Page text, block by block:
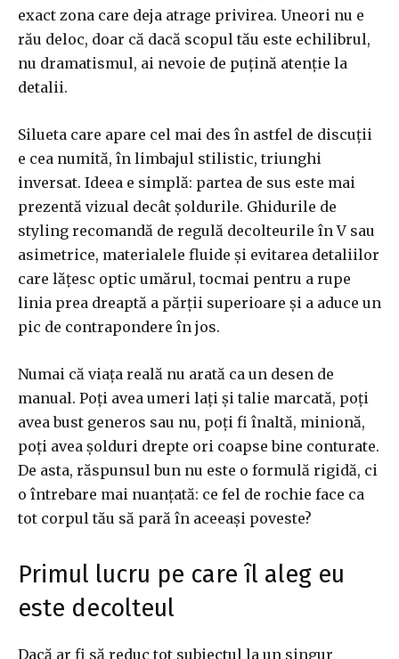
exact zona care deja atrage privirea. Uneori nu e
rău deloc, doar că dacă scopul tău este echilibrul,
nu dramatismul, ai nevoie de puțină atenție la
detalii.
Silueta care apare cel mai des în astfel de discuții
e cea numită, în limbajul stilistic, triunghi
inversat. Ideea e simplă: partea de sus este mai
prezentă vizual decât șoldurile. Ghidurile de
styling recomandă de regulă decolteurile în V sau
asimetrice, materialele fluide și evitarea detaliilor
care lățesc optic umărul, tocmai pentru a rupe
linia prea dreaptă a părții superioare și a aduce un
pic de contrapondere în jos.
Numai că viața reală nu arată ca un desen de
manual. Poți avea umeri lați și talie marcată, poți
avea bust generos sau nu, poți fi înaltă, minionă,
poți avea șolduri drepte ori coapse bine conturate.
De asta, răspunsul bun nu este o formulă rigidă, ci
o întrebare mai nuanțată: ce fel de rochie face ca
tot corpul tău să pară în aceeași poveste?
Primul lucru pe care îl aleg eu
este decolteul
Dacă ar fi să reduc tot subiectul la un singur